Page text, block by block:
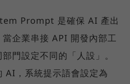
Prompt 是確保 AI 產出
企業串接 API 開發內部工
門設定不同的「人設」。
AI，系統提示語會設定為